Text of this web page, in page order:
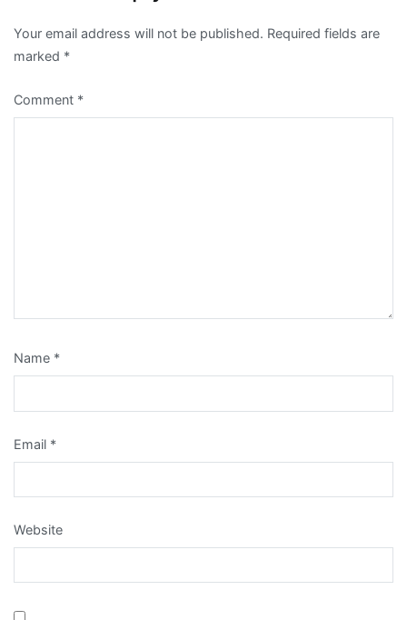
Your email address will not be published. Required fields are
marked *
Comment *
Name *
Email *
Website